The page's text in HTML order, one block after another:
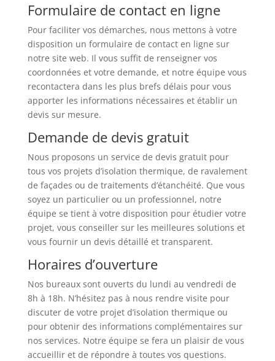
Formulaire de contact en ligne
Pour faciliter vos démarches, nous mettons à votre
disposition un formulaire de contact en ligne sur
notre site web. Il vous suffit de renseigner vos
coordonnées et votre demande, et notre équipe vous
recontactera dans les plus brefs délais pour vous
apporter les informations nécessaires et établir un
devis sur mesure.
Demande de devis gratuit
Nous proposons un service de devis gratuit pour
tous vos projets d’isolation thermique, de ravalement
de façades ou de traitements d’étanchéité. Que vous
soyez un particulier ou un professionnel, notre
équipe se tient à votre disposition pour étudier votre
projet, vous conseiller sur les meilleures solutions et
vous fournir un devis détaillé et transparent.
Horaires d’ouverture
Nos bureaux sont ouverts du lundi au vendredi de
8h à 18h. N’hésitez pas à nous rendre visite pour
discuter de votre projet d’isolation thermique ou
pour obtenir des informations complémentaires sur
nos services. Notre équipe se fera un plaisir de vous
accueillir et de répondre à toutes vos questions.